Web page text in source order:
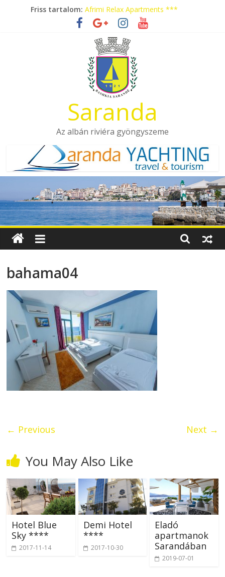
Friss tartalom: Afrimi Relax Apartments ***
Tengerparti nyaralás autóbusszal!
Eladó apartmanok Sarandában
Hotel Pini ***
Aquamarine Apartments
Saranda
Az albán riviéra gyöngyszeme
bahama04
← Previous Next →
You May Also Like
Hotel Blue
Sky ****
2017-11-14
Demi Hotel
****
2017-10-30
Eladó
apartmanok
Sarandában
2019-07-01